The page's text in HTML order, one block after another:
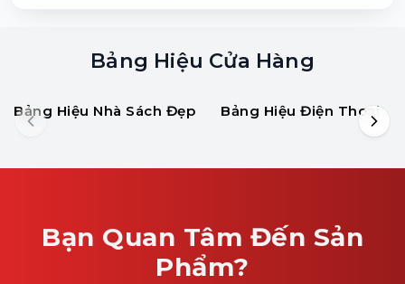
Bảng Hiệu Cửa Hàng
Bảng Hiệu Nhà Sách Đẹp Bảng Hiệu Điện Thoại
Bạn Quan Tâm Đến Sản
Phẩm?